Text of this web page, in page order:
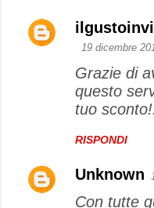
19 dicembre
Grazie di
questo
tuo
RISPONDI
Unknown
Con tutte